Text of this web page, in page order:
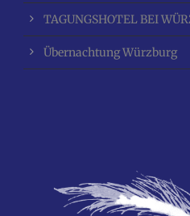
TAGUNGSHOTEL BEI
Übernachtung Würzburg